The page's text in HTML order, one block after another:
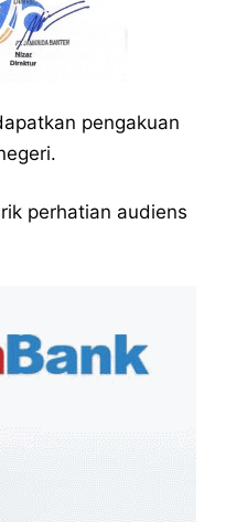
pengakuan
perhatian audiens